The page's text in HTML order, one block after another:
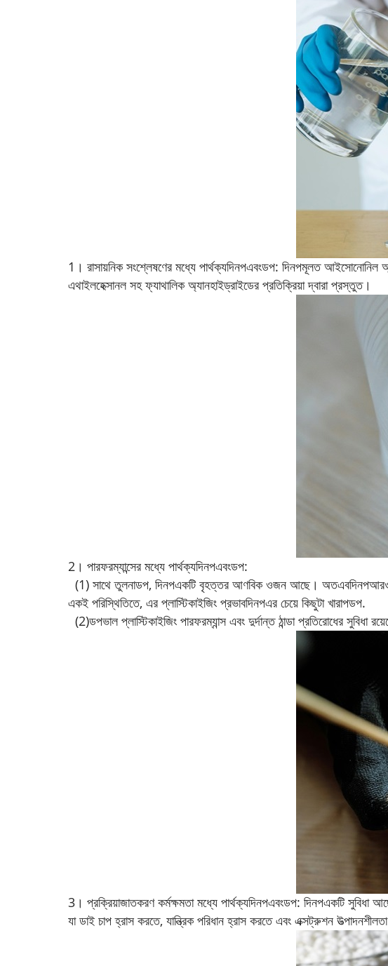
1। রাসায়নিক সংশ্লেষণের মধ্যে পার্থক্যদিনপএবংডপ: দিনপমূলত আইসোনোনিল
এথাইলহেক্সানল সহ ফ্যাথালিক অ্যানহাইড্রাইডের প্রতিক্রিয়া দ্বারা প্রস্তুত।
2। পারফরম্যান্সের মধ্যে পার্থক্যদিনপএবংডপ:
(1) সাথে তুলনাডপ, দিনপএকটি বৃহত্তর আণবিক ওজন আছে। অতএবদিনপআরও
একই পরিস্থিতিতে, এর প্লাস্টিকাইজিং প্রভাবদিনপএর চেয়ে কিছুটা খারাপডপ.
(2)ডপভাল প্লাস্টিকাইজিং পারফরম্যান্স এবং দুর্দান্ত ঠান্ডা প্রতিরোধের সুবিধা
3। প্রক্রিয়াজাতকরণ কর্মক্ষমতা মধ্যে পার্থক্যদিনপএবংডপ: দিনপএকটি সুবিধা
যা ডাই চাপ হ্রাস করতে, যান্ত্রিক পরিধান হ্রাস করতে এবং এক্সট্রুশন